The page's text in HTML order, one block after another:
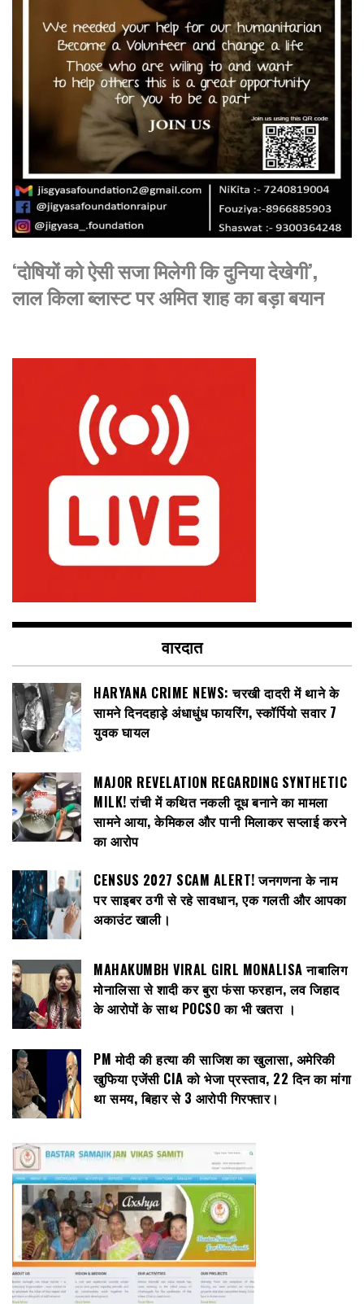
‘दोषियों को ऐसी सजा मिलेगी कि दुनिया देखेगी’,
लाल किला ब्लास्ट पर अमित शाह का बड़ा बयान
वारदात
HARYANA CRIME NEWS: चरखी दादरी में थाने के
सामने दिनदहाड़े अंधाधुंध फायरिंग, स्कॉर्पियो सवार 7
युवक घायल
MAJOR REVELATION REGARDING SYNTHETIC
MILK! रांची में कथित नकली दूध बनाने का मामला
सामने आया, केमिकल और पानी मिलाकर सप्लाई करने
का आरोप
CENSUS 2027 SCAM ALERT! जनगणना के नाम
पर साइबर ठगी से रहे सावधान, एक गलती और आपका
अकाउंट खाली।
MAHAKUMBH VIRAL GIRL MONALISA नाबालिग
मोनालिसा से शादी कर बुरा फंसा फरहान, लव जिहाद
के आरोपों के साथ POCSO का भी खतरा ।
PM मोदी की हत्या की साजिश का खुलासा, अमेरिकी
खुफिया एजेंसी CIA को भेजा प्रस्ताव, 22 दिन का मांगा
था समय, बिहार से 3 आरोपी गिरफ्तार।